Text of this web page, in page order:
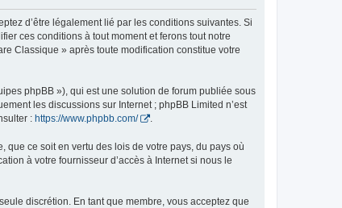
d’être légalement lié par les conditions suivantes. Si
ces conditions à tout moment et ferons tout notre
Classique » après toute modification constitue votre
phpBB »), qui est une solution de forum publiée sous
les discussions sur Internet ; phpBB Limited n’est
: https://www.phpbb.com/ .
ce soit en vertu des lois de votre pays, du pays où
à votre fournisseur d’accès à Internet si nous le
discrétion. En tant que membre, vous acceptez que